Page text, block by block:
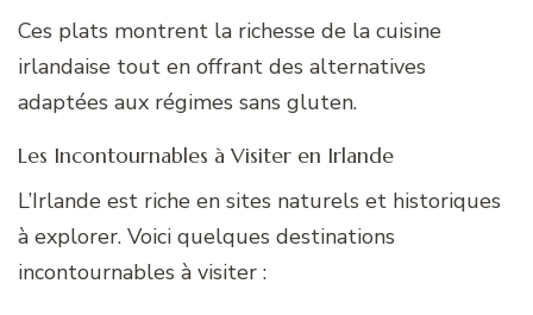
Ces plats montrent la richesse de la cuisine
irlandaise tout en offrant des alternatives
adaptées aux régimes sans gluten.
Les Incontournables à Visiter en Irlande
L’Irlande est riche en sites naturels et historiques
à explorer. Voici quelques destinations
incontournables à visiter :